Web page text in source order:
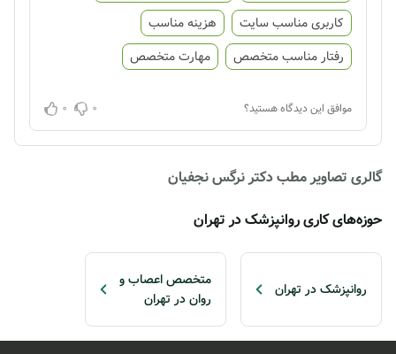
کاربری مناسب سایت
هزینه مناسب
رفتار مناسب متخصص
مهارت متخصص
موافق این دیدگاه هستید؟ 0
0
گالری تصاویر مطب دکتر نرگس نجفیان
حوزه‌های کاری روانپزشک در تهران
روانپزشک در تهران
متخصص اعصاب و
روان در تهران